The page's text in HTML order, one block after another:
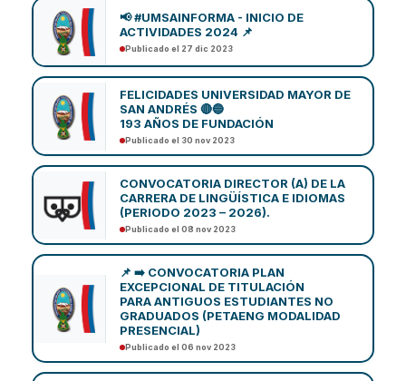
📢 #UMSAINFORMA - INICIO DE
ACTIVIDADES 2024 📌
Publicado el 27 dic 2023
FELICIDADES UNIVERSIDAD MAYOR DE
SAN ANDRÉS 🔴🔵
193 AÑOS DE FUNDACIÓN
Publicado el 30 nov 2023
CONVOCATORIA DIRECTOR (A) DE LA
CARRERA DE LINGÜÍSTICA E IDIOMAS
(PERIODO 2023 – 2026).
Publicado el 08 nov 2023
📌 ➡️ CONVOCATORIA PLAN
EXCEPCIONAL DE TITULACIÓN
PARA ANTIGUOS ESTUDIANTES NO
GRADUADOS (PETAENG MODALIDAD
PRESENCIAL)
Publicado el 06 nov 2023